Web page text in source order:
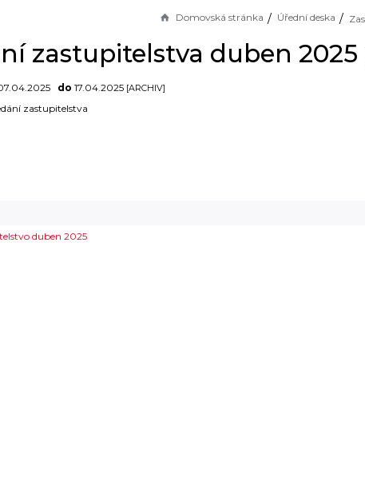
Domovská stránka Úřední deska
zastupitelstva duben 2025
do 17.04.2025 [ARCHIV]
zastupitelstva
duben 2025